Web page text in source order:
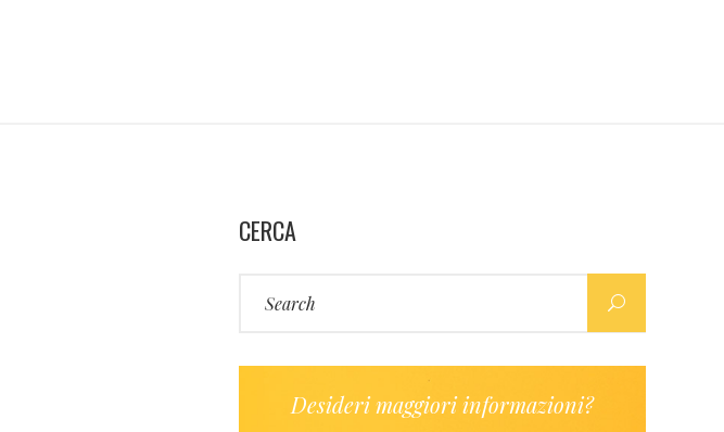
CERCA
for:
Desideri maggiori informazioni?